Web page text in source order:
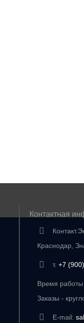
Контактная
Краснодар,
т. +7
Время
Заказы -
E-mail: